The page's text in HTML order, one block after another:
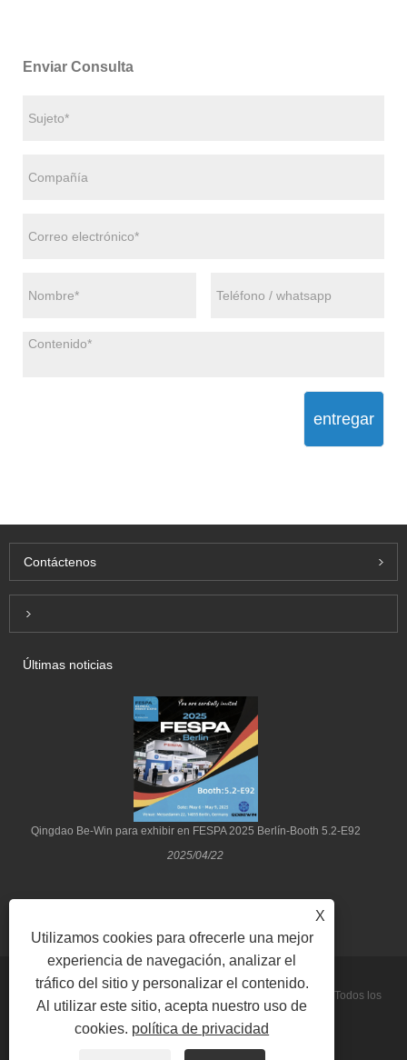
Enviar Consulta
entregar
Contáctenos
Inquiry For Pricelist
Últimas noticias
Qingdao Be-Win para exhibir en FESPA 2025 Berlín-Booth 5.2-E92
2025/04/22
Copyright © 2022 Qingdao Be-Win Industrial & Trade Co., Ltd. Todos los
derechos reservados.
X
Utilizamos cookies para ofrecerle una mejor
experiencia de navegación, analizar el
tráfico del sitio y personalizar el contenido.
Al utilizar este sitio, acepta nuestro uso de
cookies. política de privacidad